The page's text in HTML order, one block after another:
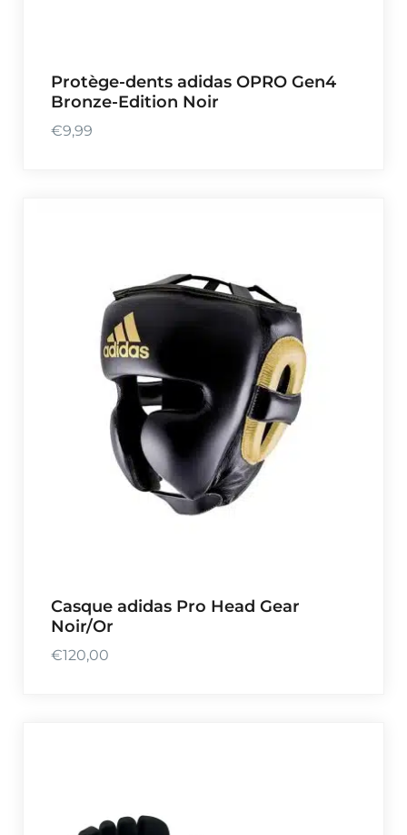
Protège-dents adidas OPRO Gen4
Bronze-Edition Noir
€9,99
Casque adidas Pro Head Gear
Noir/Or
€120,00